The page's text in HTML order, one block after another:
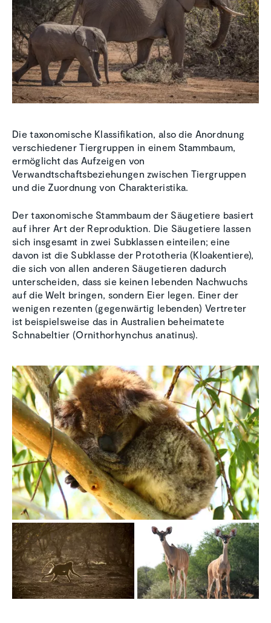
Die taxonomische Klassifikation, also die Anordnung
verschiedener Tiergruppen in einem Stammbaum,
ermöglicht das Aufzeigen von
Verwandtschaftsbeziehungen zwischen Tiergruppen
und die Zuordnung von Charakteristika.
Der taxonomische Stammbaum der Säugetiere basiert
auf ihrer Art der Reproduktion. Die Säugetiere lassen
sich insgesamt in zwei Subklassen einteilen; eine
davon ist die Subklasse der Prototheria (Kloakentiere),
die sich von allen anderen Säugetieren dadurch
unterscheiden, dass sie keinen lebenden Nachwuchs
auf die Welt bringen, sondern Eier legen. Einer der
wenigen rezenten (gegenwärtig lebenden) Vertreter
ist beispielsweise das in Australien beheimatete
Schnabeltier (Ornithorhynchus anatinus).